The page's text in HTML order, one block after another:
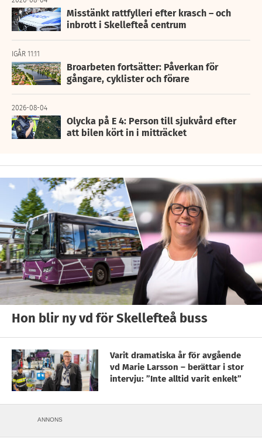
Misstänkt rattfylleri efter krasch – och
inbrott i Skellefteå centrum
IGÅR 11:11
Broarbeten fortsätter: Påverkan för
gångare, cyklister och förare
2026-08-04
Olycka på E 4: Person till sjukvård efter
att bilen kört in i mitträcket
Hon blir ny vd för Skellefteå buss
Varit dramatiska år för avgående
vd Marie Larsson – berättar i stor
intervju: ”Inte alltid varit enkelt”
ANNONS